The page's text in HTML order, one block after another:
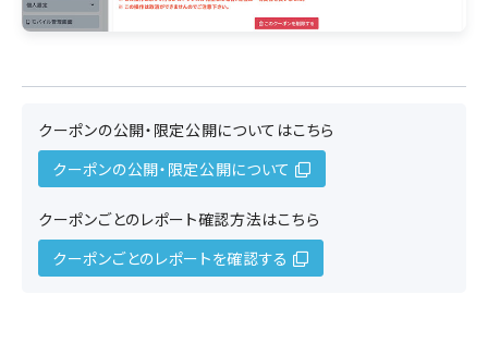
クーポンの公開・限定公開についてはこちら
クーポンの公開・限定公開について
クーポンごとのレポート確認方法はこちら
クーポンごとのレポートを確認する